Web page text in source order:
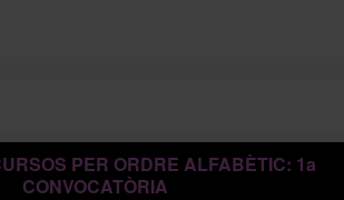
PER ORDRE ALFABÈTIC: 1a
CONVOCATÒRIA